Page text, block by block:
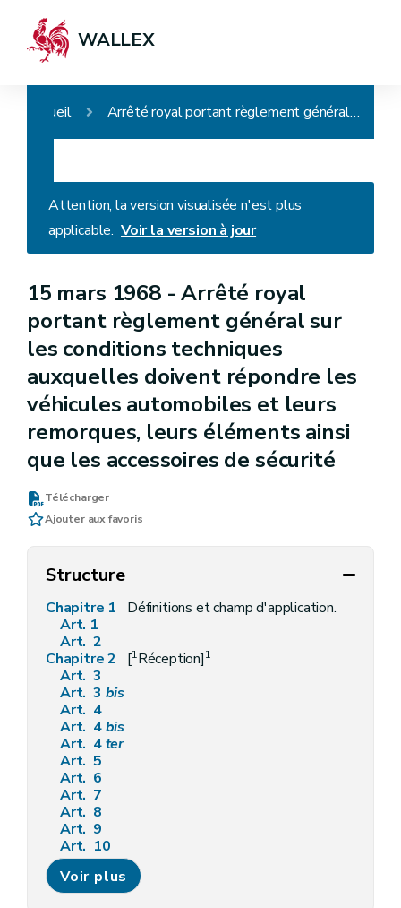
WALLEX
Accueil Arrêté royal portant règlement général sur les conditions techniques auxquelles doivent répondre les véhicules automobiles et leurs remorques, leurs éléments ainsi que les accessoires de sécurité
Attention, la version visualisée n'est plus
applicable. Voir la version à jour
15 mars 1968 -Arrêté royal
portant règlement général sur
les conditions techniques
auxquelles doivent répondre les
véhicules automobiles et leurs
remorques, leurs éléments ainsi
que les accessoires de sécurité
Télécharger
Ajouter aux favoris
Structure
Chapitre 1
Définitions et champ d'application.
Art. 1
Art. 2
Chapitre 2
[1Réception]1
Art. 3
Art. 3 bis
Art. 4
Art. 4bis
Art. 4ter
Art. 5
Art. 6
Art. 7
Art. 8
Art. 9
Art. 10
Art. 11
Art. 12
Art. 13
Voir plus